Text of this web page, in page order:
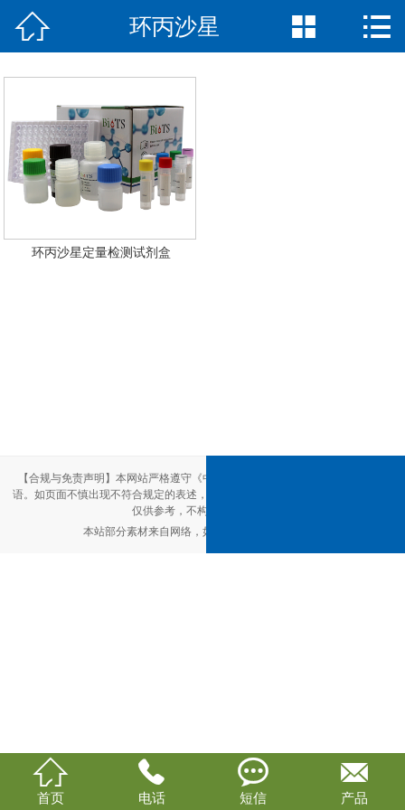
网站首页
 环丙沙星  
环丙沙星定量检测试剂盒

首页

电话

短信

产品
【合规与免责声明】本网站严格遵守《中华人民共和国广告法》，尽力规范用
语。如页面不慎出现不符合规定的表述，敬请联系我们，将立即更正；相关内容
仅供参考，不构成交易依据。
本站部分素材来自网络，如有侵权，请联系删除。